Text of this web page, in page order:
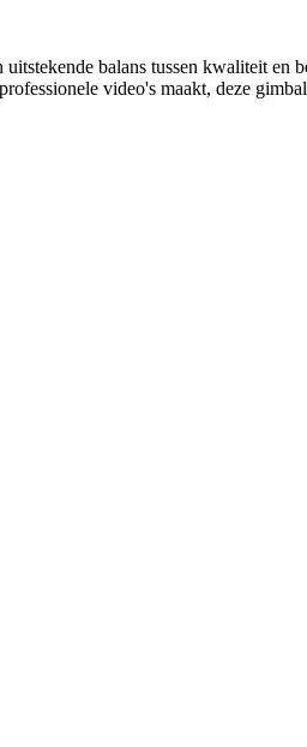
balans tussen kwaliteit
video's maakt, deze